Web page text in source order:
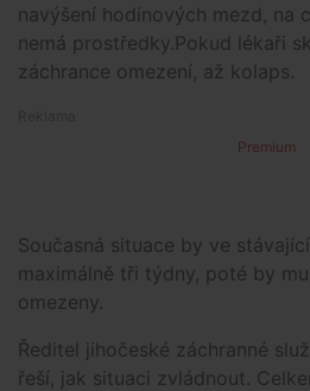
navýšení hodinových mezd, na
nemá prostředky.Pokud lékaři
záchrance omezení, až kolaps.
Premium
Současná situace by ve
maximálně tři týdny, poté by
omezeny.
Ředitel jihočeské záchranné
řeší, jak situaci zvládnout.